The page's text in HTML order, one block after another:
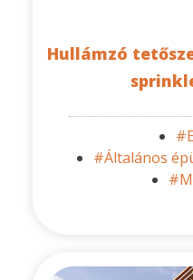
Hullámzó
#Általános